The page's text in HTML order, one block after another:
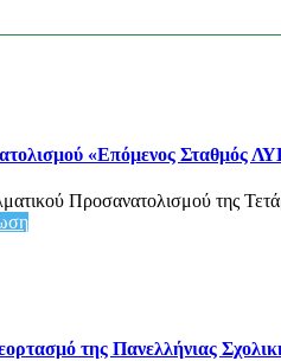
«Επόμενος Σταθμός
Προσανατολισμού της
της Πανελλήνιας